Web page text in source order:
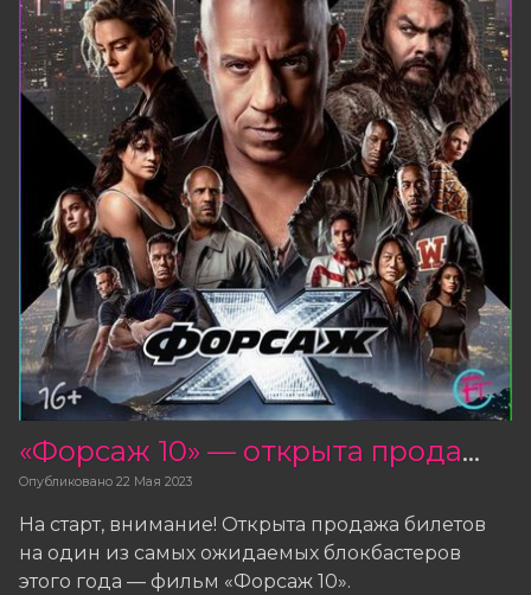
«Форсаж 10» — открыта продажа билетов
Опубликовано 22 Мая 2023
На старт, внимание! Открыта продажа билетов
на один из самых ожидаемых блокбастеров
этого года — фильм «Форсаж 10».